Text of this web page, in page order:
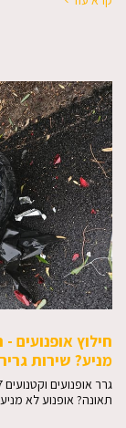
חילוץ אופנועים
מניע? שירות
תאונה? אופנוע לא